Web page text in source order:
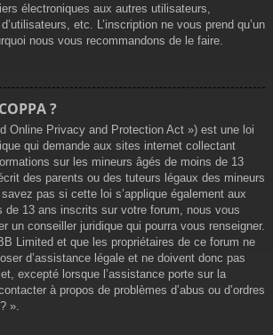
électroniques aux autres utilisateurs,
etc. L’inscription ne vous prend qu’un
nous vous recommandons de le faire.
?
Online Privacy and Protection Act ») est une loi
qui demande aux sites internet collectant
sur les mineurs âgés de moins de 13
des parents ou des tuteurs légaux des mineurs
pas si cette loi s’applique également aux
de 13 ans inscrits sur votre forum, nous vous
un conseiller juridique qui pourra vous renseigner.
Limited et que les propriétaires de ce forum ne
d’assistance légale et ne doivent donc pas
excepté lorsque l’assistance porte sur la
à propos de problèmes d’abus ou d’ordres
».